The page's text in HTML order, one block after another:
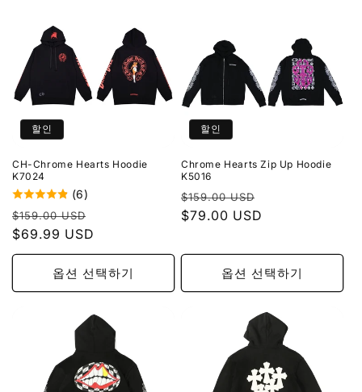
할인
CH-Chrome Hearts Hoodie
K7024
(6)
정
가
$159.00 USD
가
$69.99 USD
옵션 선택하기
할인
Chrome Hearts Zip Up Hoodie
K5016
정
가
$159.00 USD
$79.00 USD
옵션 선택하기